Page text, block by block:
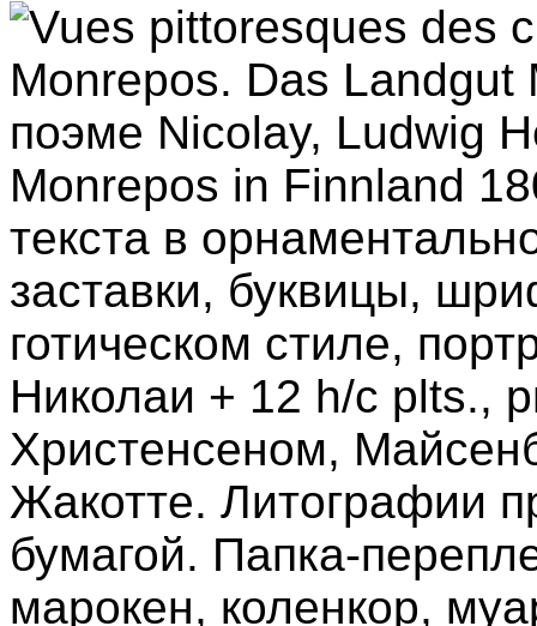
Vues pittoresques des
Monrepos. Das
поэме Nicolay, Ludwig
Monrepos in Finnland
текста в
заставки, буквицы,
готическом стиле,
Николаи + 12 h/c plts.,
Христенсеном,
Жакотте. Литографии
бумагой. Папка-
марокен, коленкор,